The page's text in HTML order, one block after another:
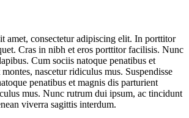
amet, consectetur adipiscing elit. In porttitor
Cras in nibh et eros porttitor facilisis. Nunc
Cum sociis natoque penatibus et
nascetur ridiculus mus. Suspendisse
penatibus et magnis dis parturient
mus. Nunc rutrum dui ipsum, ac tincidunt
viverra sagittis interdum.